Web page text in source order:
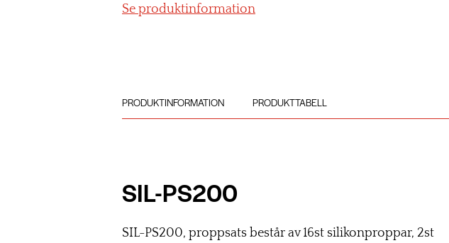
Se produktinformation
PRODUKTINFORMATION PRODUKTTABELL
SIL-PS200
SIL-PS200, proppsats består av 16st silikonproppar, 2st